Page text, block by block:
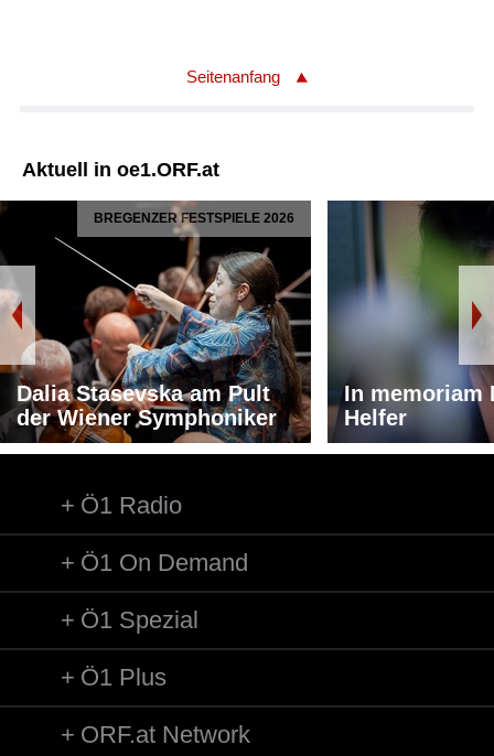
Seitenanfang
Aktuell in oe1.ORF.at
BREGENZER FESTSPIELE 2026
Dalia Stasevska am Pult
der Wiener Symphoniker
In memoriam
Helfer
Ö1 Radio
Ö1 On Demand
Ö1 Spezial
Ö1 Plus
ORF.at Network